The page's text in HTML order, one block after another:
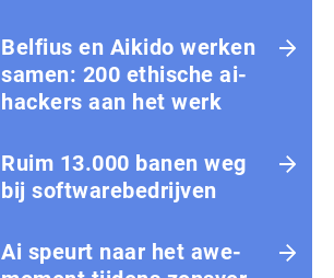
Belfius en Aikido werken
samen: 200 ethische ai-
hackers aan het werk
Ruim 13.000 banen weg
bij softwarebedrijven
Ai speurt naar het awe-